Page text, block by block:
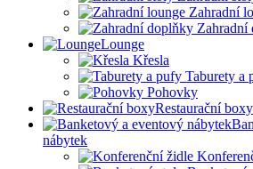
Zahradní
Zahradní
Lounge
Křesla
Taburety a
Pohovky
Restaurační boxy
nábytek